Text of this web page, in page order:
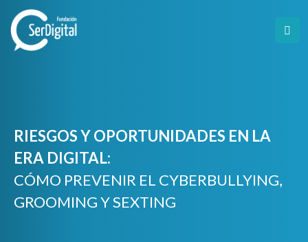
content
RIESGOS Y OPORTUNIDADES EN LA
ERA DIGITAL:
CÓMO PREVENIR EL CYBERBULLYING,
GROOMING Y SEXTING